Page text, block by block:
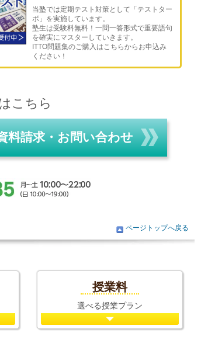
当塾では定期テスト対策として「テストター
ボ」を実施しています。
塾生は受験料無料！一問一答形式で重要語句
を確実にマスターしていきます。
ITTO問題集のご購入はこちらからお申込み
ください！
こちら
料請求・お問い合わせ
ページトップへ戻る
授業料
選べる授業プラン